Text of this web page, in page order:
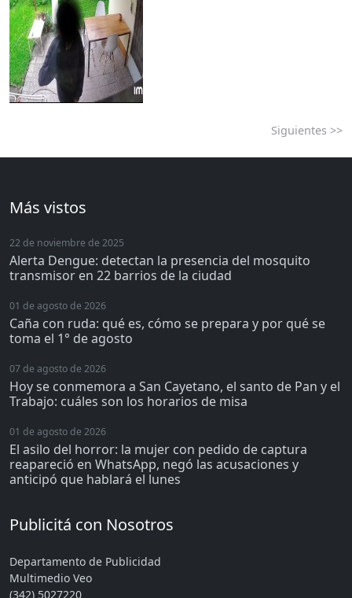
Siguientes >>
Más vistos
22 de noviembre de 2025
Alerta Dengue: detectan la presencia del mosquito
transmisor en 22 barrios de la ciudad
01 de agosto de 2026
Caña con ruda: qué es, cómo se prepara y por qué se
toma el 1° de agosto
07 de agosto de 2026
Hoy se conmemora a San Cayetano, el santo de Pan y el
Trabajo: cuáles son los horarios de misa
01 de agosto de 2026
El asilo del horror: la mujer con pedido de captura
reapareció en WhatsApp, negó las acusaciones y
anticipó que hablará el lunes
Publicitá con Nosotros
Departamento de Publicidad
Multimedio Veo
(342) 5027220